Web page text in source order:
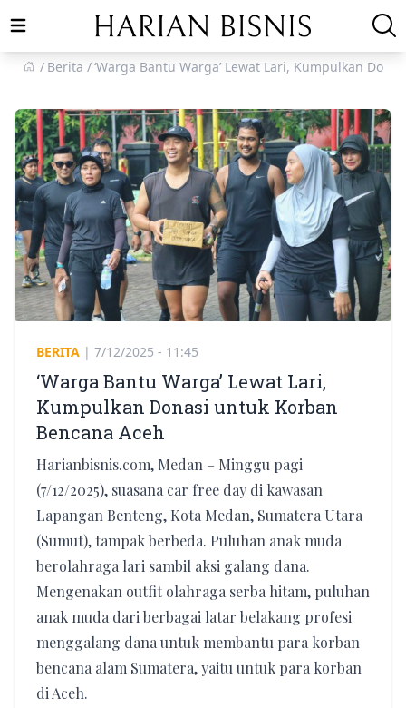
Open main menu
Berita
‘Warga Bantu Warga’ Lewat Lari, Kumpulkan
BERITA | 7/12/2025 - 11:45
‘Warga Bantu Warga’ Lewat Lari,
Kumpulkan Donasi untuk Korban
Bencana Aceh
Harianbisnis.com, Medan – Minggu pagi
(7/12/2025), suasana car free day di kawasan
Lapangan Benteng, Kota Medan, Sumatera Utara
(Sumut), tampak berbeda. Puluhan anak muda
berolahraga lari sambil aksi galang dana.
Mengenakan outfit olahraga serba hitam, puluhan
anak muda dari berbagai latar belakang profesi
menggalang dana untuk membantu para korban
bencana alam Sumatera, yaitu untuk para korban
di Aceh.